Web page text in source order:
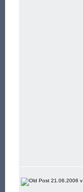
21.06.2006 v